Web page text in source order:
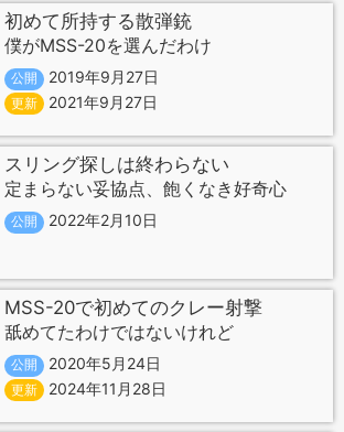
初めて所持する散弾銃
僕がMSS-20を選んだわけ
公開 2019年9月27日
更新 2021年9月27日
スリング探しは終わらない
定まらない妥協点、飽くなき好奇心
公開 2022年2月10日
MSS-20で初めてのクレー射撃
舐めてたわけではないけれど
公開 2020年5月24日
更新 2024年11月28日